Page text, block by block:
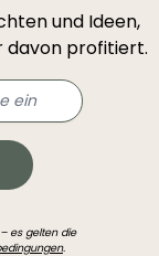
und Ideen,
davon profitiert.
es gelten die
.